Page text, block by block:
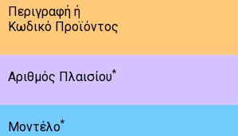
Περιγραφή ή
Κωδικό Προϊόντος
Αριθμός Πλαισίου*
Μοντέλο*